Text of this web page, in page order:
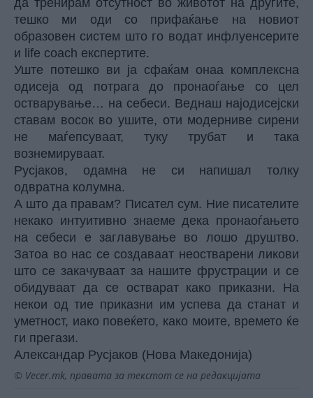
тешко ми оди со прифаќање на новиот
образовен систем што го водат инфлуенсерите
и life coach експертите.
Уште потешко ви ја сфаќам онаа комплексна
одисеја од потрага до пронаоѓање со цел
остварување… на себеси. Веднаш најодисејски
ставам восок во ушите, оти модерниве сирени
не маѓепсуваат, туку трубат и така
вознемируваат.
Русјаков, одамна не си напишал толку
одвратна колумна.
А што да правам? Писател сум. Ние писателите
некако интуитивно знаеме дека пронаоѓањето
на себеси е заглавување во лошо друштво.
Затоа во нас се создаваат неостварени ликови
што се закачуваат за нашите фрустрации и се
обидуваат да се остварат како приказни. На
некои од тие приказни им успева да станат и
уметност, иако повеќето, како моите, времето ќе
ги прегази.
Александар Русјаков (Нова Македонија)
© Vecer.mk, правата за текстот се на редакцијата